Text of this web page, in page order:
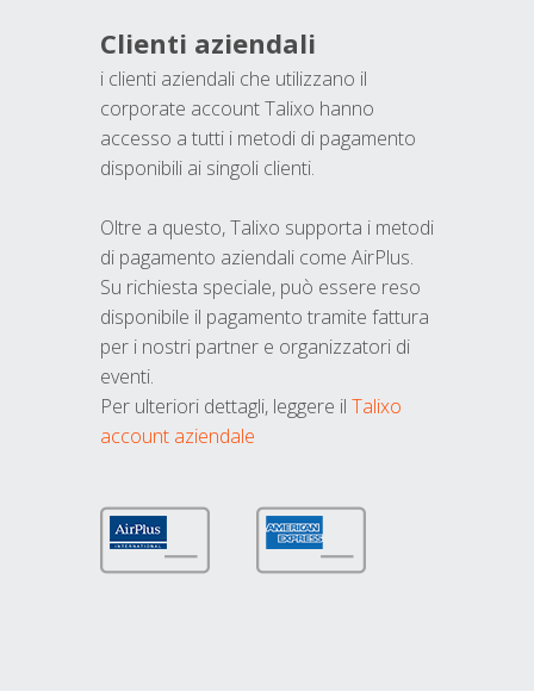
Clienti aziendali
i clienti aziendali che utilizzano il
corporate account Talixo hanno
accesso a tutti i metodi di pagamento
disponibili ai singoli clienti.
Oltre a questo, Talixo supporta i metodi
di pagamento aziendali come AirPlus.
Su richiesta speciale, può essere reso
disponibile il pagamento tramite fattura
per i nostri partner e organizzatori di
eventi.
Per ulteriori dettagli, leggere il Talixo
account aziendale